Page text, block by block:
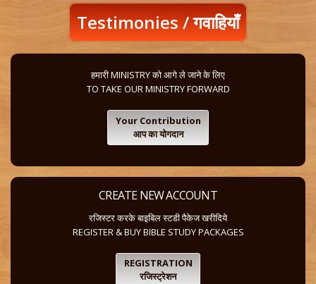
Testimonies / गवाहियाँ
हमारी MINISTRY को आगे ले जाने के लिए
TO TAKE OUR MINISTRY FORWARD
Your Contribution
आप का योगदान
CREATE NEW ACCOUNT
रजिस्टर करके बाइबिल स्टडी पैकेज खरीदिये
REGISTER & BUY BIBLE STUDY PACKAGES
REGISTRATION
रजिस्ट्रेशन